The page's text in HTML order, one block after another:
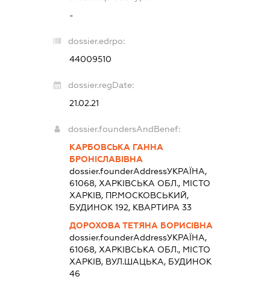
-
dossier.edrpo:
44009510
dossier.regDate:
21.02.21
dossier.foundersAndBenef:
КАРБОВСЬКА ГАННА
БРОНІСЛАВІВНА
dossier.founderAddressУКРАЇНА,
61068, ХАРКІВСЬКА ОБЛ., МІСТО
ХАРКІВ, ПР.МОСКОВСЬКИЙ,
БУДИНОК 192, КВАРТИРА 33
ДОРОХОВА ТЕТЯНА БОРИСІВНА
dossier.founderAddressУКРАЇНА,
61068, ХАРКІВСЬКА ОБЛ., МІСТО
ХАРКІВ, ВУЛ.ШАЦЬКА, БУДИНОК
46